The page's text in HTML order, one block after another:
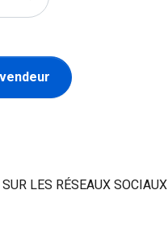
LES RÉSEAUX SOCIAUX